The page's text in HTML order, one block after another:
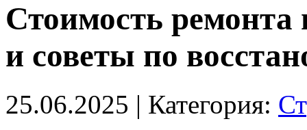
Стоимость ремонта
и советы по
25.06.2025 | Категория: